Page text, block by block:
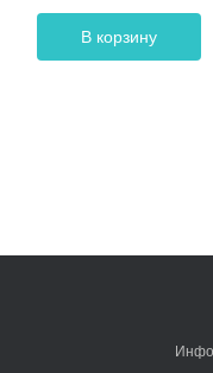
В корзину